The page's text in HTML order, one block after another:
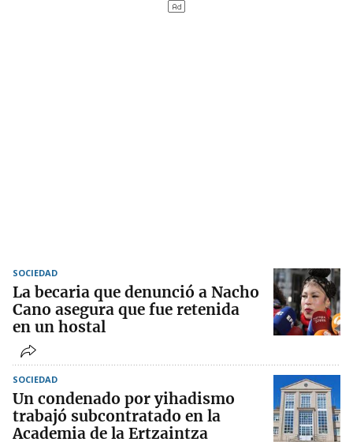
SOCIEDAD
La becaria que denunció a Nacho
Cano asegura que fue retenida
en un hostal
SOCIEDAD
Un condenado por yihadismo
trabajó subcontratado en la
Academia de la Ertzaintza